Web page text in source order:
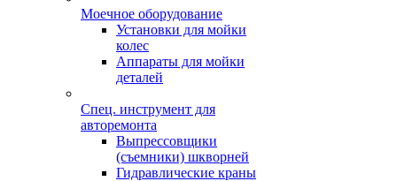
Моечное оборудование
Установки для мойки
колес
Аппараты для мойки
деталей
Спец. инструмент для
авторемонта
Выпрессовщики
(съемники) шкворней
Гидравлические краны